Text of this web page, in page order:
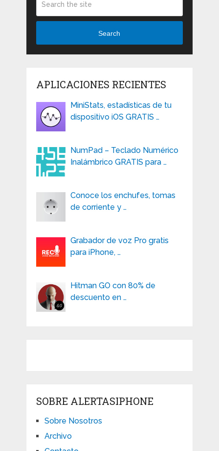
Search
APLICACIONES RECIENTES
MiniStats, estadísticas de tu
dispositivo iOS GRATIS …
NumPad – Teclado Numérico
Inalámbrico GRATIS para …
Conoce los enchufes, tomas
de corriente y …
Grabador de voz Pro gratis
para iPhone, …
Hitman GO con 80% de
descuento en …
SOBRE ALERTASIPHONE
Sobre Nosotros
Archivo